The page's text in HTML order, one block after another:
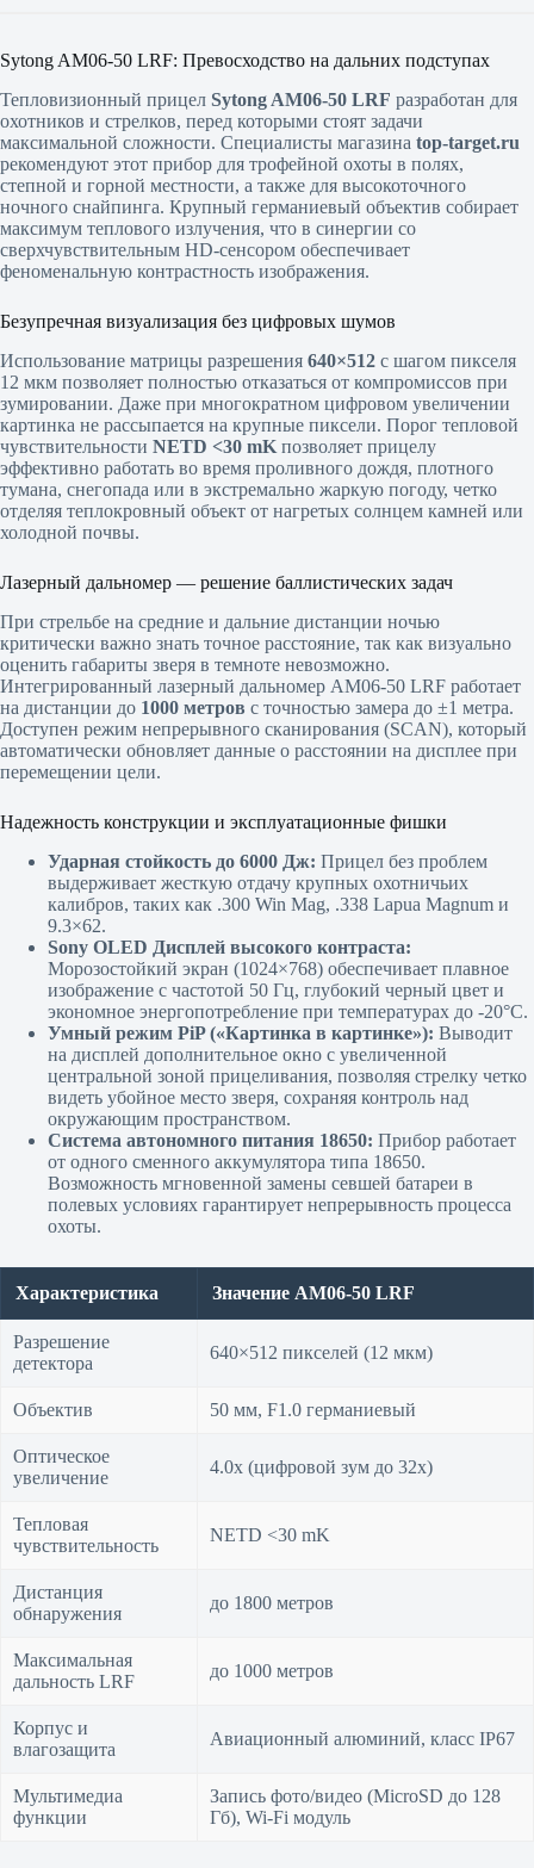
Sytong AM06-50 LRF: Превосходство на дальних подступах
Тепловизионный прицел Sytong AM06-50 LRF разработан для
охотников и стрелков, перед которыми стоят задачи
максимальной сложности. Специалисты магазина top-target.ru
рекомендуют этот прибор для трофейной охоты в полях,
степной и горной местности, а также для высокоточного
ночного снайпинга. Крупный германиевый объектив собирает
максимум теплового излучения, что в синергии со
сверхчувствительным HD-сенсором обеспечивает
феноменальную контрастность изображения.
Безупречная визуализация без цифровых шумов
Использование матрицы разрешения 640×512 с шагом пикселя
12 мкм позволяет полностью отказаться от компромиссов при
зумировании. Даже при многократном цифровом увеличении
картинка не рассыпается на крупные пиксели. Порог тепловой
чувствительности NETD <30 mK позволяет прицелу
эффективно работать во время проливного дождя, плотного
тумана, снегопада или в экстремально жаркую погоду, четко
отделяя теплокровный объект от нагретых солнцем камней или
холодной почвы.
Лазерный дальномер — решение баллистических задач
При стрельбе на средние и дальние дистанции ночью
критически важно знать точное расстояние, так как визуально
оценить габариты зверя в темноте невозможно.
Интегрированный лазерный дальномер AM06-50 LRF работает
на дистанции до 1000 метров с точностью замера до ±1 метра.
Доступен режим непрерывного сканирования (SCAN), который
автоматически обновляет данные о расстоянии на дисплее при
перемещении цели.
Надежность конструкции и эксплуатационные фишки
Ударная стойкость до 6000 Дж: Прицел без проблем
выдерживает жесткую отдачу крупных охотничьих
калибров, таких как .300 Win Mag, .338 Lapua Magnum и
9.3×62.
Sony OLED Дисплей высокого контраста:
Морозостойкий экран (1024×768) обеспечивает плавное
изображение с частотой 50 Гц, глубокий черный цвет и
экономное энергопотребление при температурах до -20°C.
Умный режим PiP («Картинка в картинке»): Выводит
на дисплей дополнительное окно с увеличенной
центральной зоной прицеливания, позволяя стрелку четко
видеть убойное место зверя, сохраняя контроль над
окружающим пространством.
Система автономного питания 18650: Прибор работает
от одного сменного аккумулятора типа 18650.
Возможность мгновенной замены севшей батареи в
полевых условиях гарантирует непрерывность процесса
охоты.
Характеристика Значение AM06-50 LRF
Разрешение
детектора
640×512 пикселей (12 мкм)
Объектив 50 мм, F1.0 германиевый
Оптическое
увеличение
4.0x (цифровой зум до 32x)
Тепловая
чувствительность
NETD <30 mK
Дистанция
обнаружения
до 1800 метров
Максимальная
дальность LRF
до 1000 метров
Корпус и
влагозащита
Авиационный алюминий, класс IP67
Мультимедиа
функции
Запись фото/видео (MicroSD до 128
Гб), Wi-Fi модуль